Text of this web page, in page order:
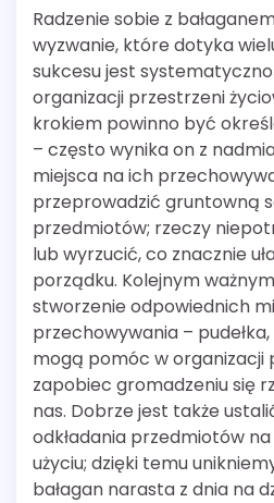
Radzenie sobie z
wyzwanie, które dotyka
sukcesu jest
organizacji przestrzeni
krokiem powinno być
– często wynika on z
miejsca na ich
przeprowadzić gruntowną
przedmiotów; rzeczy
lub wyrzucić, co znacznie
porządku. Kolejnym
stworzenie odpowiednich
przechowywania –
mogą pomóc w organizacji
zapobiec gromadzeniu się
nas. Dobrze jest także
odkładania przedmiotów
użyciu; dzięki temu
bałagan narasta z dnia na